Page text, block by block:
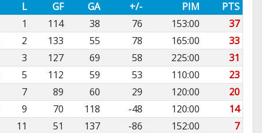
L GF GA +/- PIM
PTS
1 114 38 76 153:00
37
2 133 55 78 165:00
33
3 127 69 58 225:00
31
5 112 59 53 110:00
23
7 89 60 29 120:00
20
9 70 118 -48 120:00
14
11 51 137 -86 152:00
7